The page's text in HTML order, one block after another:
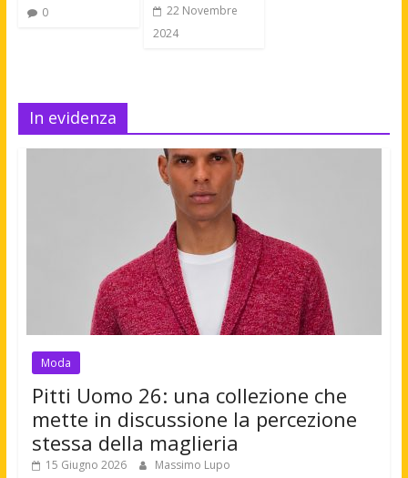
0
22 Novembre
2024
In evidenza
Moda
Pitti Uomo 26: una collezione che
mette in discussione la percezione
stessa della maglieria
15 Giugno 2026 Massimo Lupo